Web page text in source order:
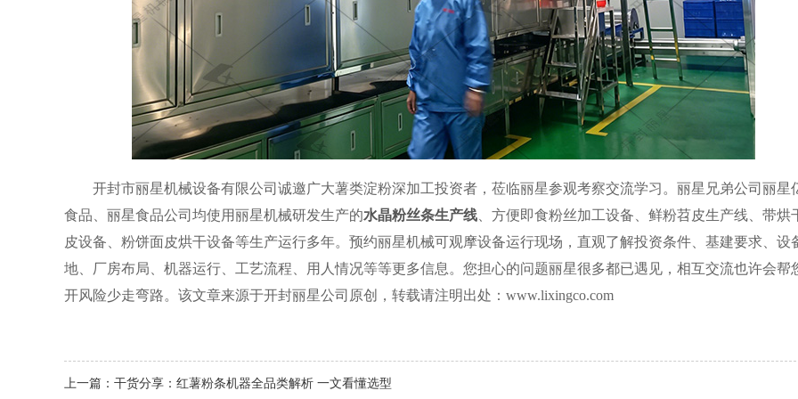
开封市丽星机械设备有限公司诚邀广大薯类淀粉深加工投资者，莅临丽星参观考察交流学习。丽星兄弟公司丽星
食品、丽星食品公司均使用丽星机械研发生产的水晶粉丝条生产线 、方便即食粉丝加工设备、鲜粉苕皮生产线、带烘
皮设备、粉饼面皮烘干设备等生产运行多年。预约丽星机械可观摩设备运行现场，直观了解投资条件、基建要求、设
地、厂房布局、机器运行、工艺流程、用人情况等等更多信息。您担心的问题丽星很多都已遇见，相互交流也许会帮
开风险少走弯路。该文章来源于开封丽星公司原创，转载请注明出处：www.lixingco.com
上一篇： 干货分享：红薯粉条机器全品类解析 一文看懂选型